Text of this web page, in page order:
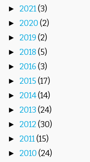
► 2021(3)
► 2020 (2)
► 2019 (2)
► 2018 (5)
► 2016 (3)
► 2015 (17)
► 2014(14)
► 2013 (24)
► 2012 (30)
► 2011(15)
► 2010 (24)